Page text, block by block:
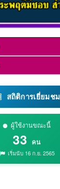
สถิติการเยี่ยมชม
ผู้ใช้งานขณะนี้
33 คน
เริ่มนับ 16 ก.ย. 2565